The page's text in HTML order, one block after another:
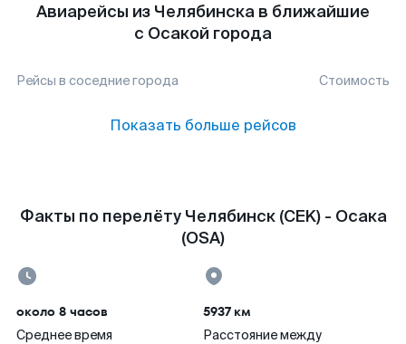
Авиарейсы из Челябинска в ближайшие
с Осакой города
Рейсы в соседние города Стоимость
Показать больше рейсов
Факты по перелёту Челябинск (CEK) - Осака
(OSA)
около 8 часов
Среднее время
5937 км
Расстояние между